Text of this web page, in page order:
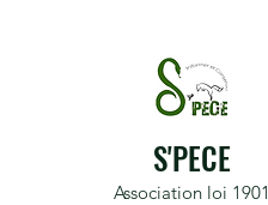
Association loi 1901
S'PECE